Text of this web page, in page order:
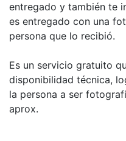
entregado y también te
es entregado con una
persona que lo recibió.
Es un servicio gratuito
disponibilidad técnica,
la persona a ser
aprox.